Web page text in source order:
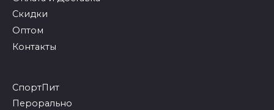
Скидки
Оптом
Контакты
СпортПит
Перорально